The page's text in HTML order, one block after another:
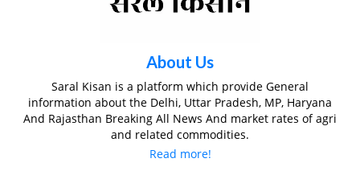
About Us
Saral Kisan is a platform which provide General
information about the Delhi, Uttar Pradesh, MP, Haryana
And Rajasthan Breaking All News And market rates of agri
and related commodities.
Read more!